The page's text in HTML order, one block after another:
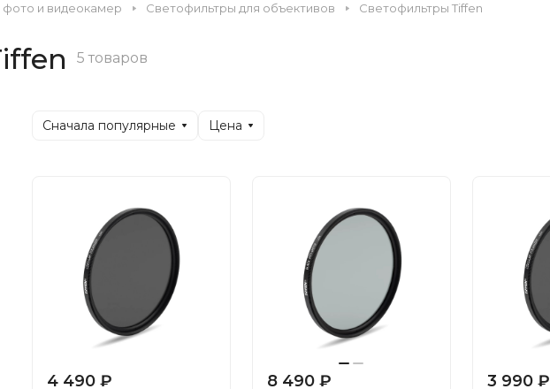
фото и видеокамер Светофильтры для объективов Светофильтры Tiffen
5 товаров
Сначала популярные Цена
4 490 ₽ 8 490 ₽ 3 990 ₽